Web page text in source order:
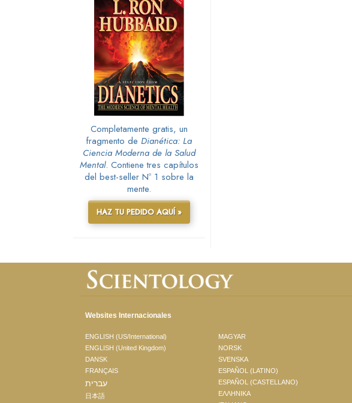
Completamente gratis, un
fragmento de Dianética: La
Ciencia Moderna de la Salud
Mental. Contiene tres capítulos
del best-seller Nº 1 sobre la
mente.
HAZ TU PEDIDO AQUÍ »
Websites Internacionales
ENGLISH (US/International)
ENGLISH (United Kingdom)
DANSK
FRANÇAIS
עברית
日本語
MAGYAR
NORSK
SVENSKA
ESPAÑOL (LATINO)
ESPAÑOL (CASTELLANO)
ΕΛΛΗΝΙΚA